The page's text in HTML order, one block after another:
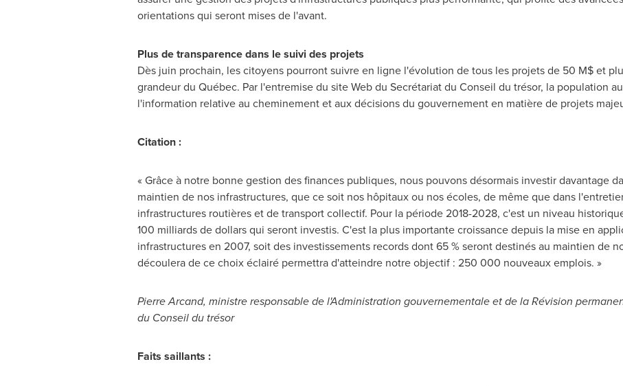
orientations qui seront mises de l'avant.
Plus de transparence dans le suivi des projets
Dès juin prochain, les citoyens pourront suivre en ligne l'évolution de tous les projets de 50 M$ et
grandeur du Québec. Par l'entremise du site Web du Secrétariat du Conseil du trésor, la population
l'information relative au cheminement et aux décisions du gouvernement en matière de projets
Citation :
« Grâce à notre bonne gestion des finances publiques, nous pouvons désormais investir davantage
maintien de nos infrastructures, que ce soit nos hôpitaux ou nos écoles, de même que dans
infrastructures routières et de transport collectif. Pour la période 2018-2028, c'est un niveau
100 milliards de dollars qui seront investis. C'est la plus importante croissance depuis la mise en
infrastructures en 2007, soit des investissements records dont 65 % seront destinés au maintien de
découlera de ce choix éclairé permettra d'atteindre notre objectif : 250 000 nouveaux emplois. »
Pierre Arcand, ministre responsable de l'Administration gouvernementale et de la Révision
du Conseil du trésor
Faits saillants :